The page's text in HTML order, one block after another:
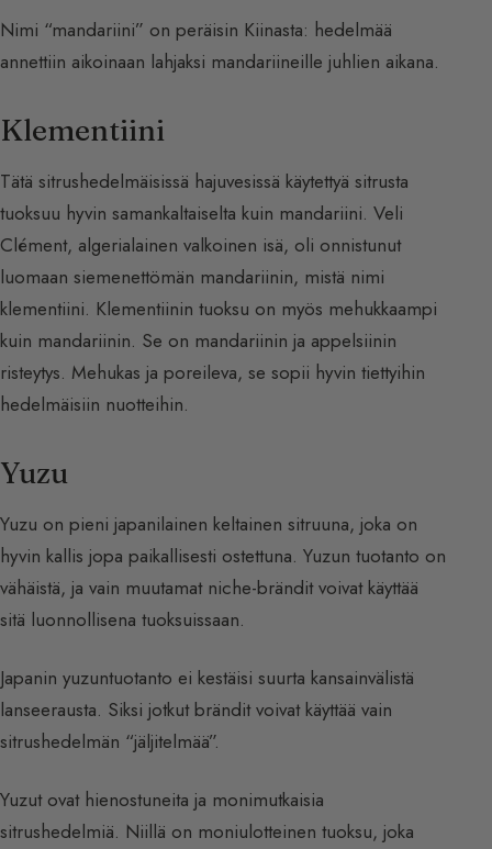
Nimi “mandariini” on peräisin Kiinasta: hedelmää
annettiin aikoinaan lahjaksi mandariineille juhlien aikana.
Klementiini
Tätä sitrushedelmäisissä hajuvesissä käytettyä sitrusta
tuoksuu hyvin samankaltaiselta kuin mandariini. Veli
Clément, algerialainen valkoinen isä, oli onnistunut
luomaan siemenettömän mandariinin, mistä nimi
klementiini. Klementiinin tuoksu on myös mehukkaampi
kuin mandariinin. Se on mandariinin ja appelsiinin
risteytys. Mehukas ja poreileva, se sopii hyvin tiettyihin
hedelmäisiin nuotteihin.
Yuzu
Yuzu on pieni japanilainen keltainen sitruuna, joka on
hyvin kallis jopa paikallisesti ostettuna. Yuzun tuotanto on
vähäistä, ja vain muutamat niche-brändit voivat käyttää
sitä luonnollisena tuoksuissaan.
Japanin yuzuntuotanto ei kestäisi suurta kansainvälistä
lanseerausta. Siksi jotkut brändit voivat käyttää vain
sitrushedelmän “jäljitelmää”.
Yuzut ovat hienostuneita ja monimutkaisia
sitrushedelmiä. Niillä on moniulotteinen tuoksu, joka